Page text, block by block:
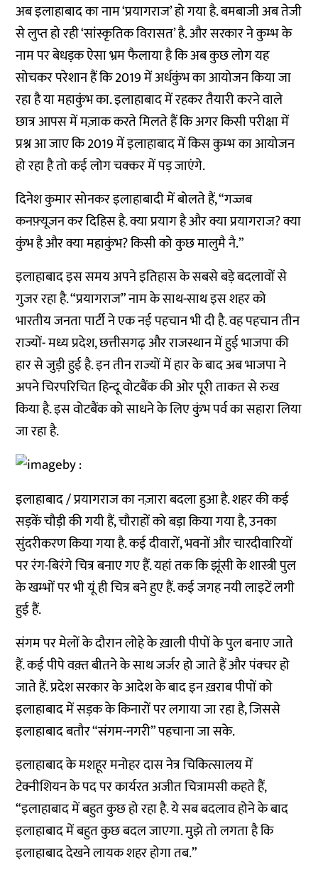
अब इलाहाबाद का नाम ‘प्रयागराज’ हो गया है. बमबाजी अब तेजी
से लुप्त हो रही ‘सांस्कृतिक विरासत’ है. और सरकार ने कुम्भ के
नाम पर बेधड़क ऐसा भ्रम फैलाया है कि अब कुछ लोग यह
सोचकर परेशान हैं कि 2019 में अर्धकुंभ का आयोजन किया जा
रहा है या महाकुंभ का. इलाहाबाद में रहकर तैयारी करने वाले
छात्र आपस में मज़ाक करते मिलते हैं कि अगर किसी परीक्षा में
प्रश्न आ जाए कि 2019 में इलाहाबाद में किस कुम्भ का आयोजन
हो रहा है तो कई लोग चक्कर में पड़ जाएंगे.
दिनेश कुमार सोनकर इलाहाबादी में बोलते हैं, “गज्जब
कनफ़्यूजन कर दिहिस है. क्या प्रयाग है और क्या प्रयागराज? क्या
कुंभ है और क्या महाकुंभ? किसी को कुछ मालुमै नै.”
इलाहाबाद इस समय अपने इतिहास के सबसे बड़े बदलावों से
गुजर रहा है. “प्रयागराज” नाम के साथ-साथ इस शहर को
भारतीय जनता पार्टी ने एक नई पहचान भी दी है. वह पहचान तीन
राज्यों- मध्य प्रदेश, छत्तीसगढ़ और राजस्थान में हुई भाजपा की
हार से जुड़ी हुई है. इन तीन राज्यों में हार के बाद अब भाजपा ने
अपने चिरपरिचित हिन्दू वोटबैंक की ओर पूरी ताकत से रुख
किया है. इस वोटबैंक को साधने के लिए कुंभ पर्व का सहारा लिया
जा रहा है.
इलाहाबाद / प्रयागराज का नज़ारा बदला हुआ है. शहर की कई
सड़कें चौड़ी की गयी हैं, चौराहों को बड़ा किया गया है, उनका
सुंदरीकरण किया गया है. कई दीवारों, भवनों और चारदीवारियों
पर रंग-बिरंगे चित्र बनाए गए हैं. यहां तक कि झूंसी के शास्त्री पुल
के खम्भों पर भी यूं ही चित्र बने हुए हैं. कई जगह नयी लाइटें लगी
हुई हैं.
संगम पर मेलों के दौरान लोहे के ख़ाली पीपों के पुल बनाए जाते
हैं. कई पीपे वक़्त बीतने के साथ जर्जर हो जाते हैं और पंक्चर हो
जाते हैं. प्रदेश सरकार के आदेश के बाद इन ख़राब पीपों को
इलाहाबाद में सड़क के किनारों पर लगाया जा रहा है, जिससे
इलाहाबाद बतौर “संगम-नगरी” पहचाना जा सके.
इलाहाबाद के मशहूर मनोहर दास नेत्र चिकित्सालय में
टेक्नीशियन के पद पर कार्यरत अजीत चित्रामसी कहते हैं,
“इलाहाबाद में बहुत कुछ हो रहा है. ये सब बदलाव होने के बाद
इलाहाबाद में बहुत कुछ बदल जाएगा. मुझे तो लगता है कि
इलाहाबाद देखने लायक शहर होगा तब.”